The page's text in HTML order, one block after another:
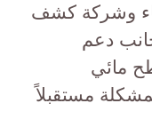
وشركة كشف
دعم
مائي
مستقبلاً